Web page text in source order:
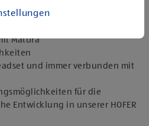
Warengutschein, bestanden:
Matura
und immer verbunden mit
für die
Entwicklung in unserer HOFER